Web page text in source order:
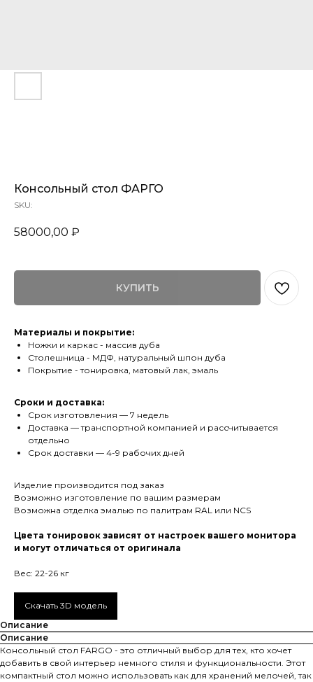
Консольный стол ФАРГО
SKU:
58000,00 ₽
КУПИТЬ
Материалы и покрытие:
Ножки и каркас - массив дуба
Столешница - МДФ, натуральный шпон дуба
Покрытие - тонировка, матовый лак, эмаль
Сроки и доставка:
Срок изготовления — 7 недель
Доставка — транспортной компанией и рассчитывается
отдельно
Срок доставки — 4-9 рабочих дней
Изделие производится под заказ
Возможно изготовление по вашим размерам
Возможна отделка эмалью по палитрам RAL или NCS
Цвета тонировок зависят от настроек вашего монитора
и могут отличаться от оригинала
Вес: 22-26 кг
Скачать 3D модель
Описание
Описание
Консольный стол FARGO - это отличный выбор для тех, кто хочет
добавить в свой интерьер немного стиля и функциональности. Этот
компактный стол можно использовать как для хранений мелочей, так
Мебель
Стулья
Хранение
Аксессуары
Информация
Как оформить заказ